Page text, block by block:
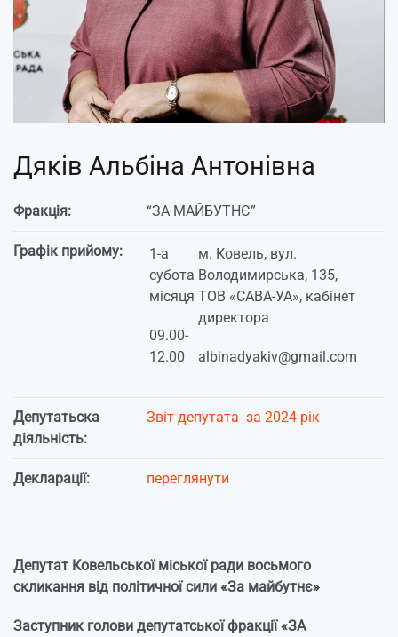
Дяків Альбіна Антонівна
Фракція: “ЗА МАЙБУТНЄ”
Графік прийому:
1-а
субота
місяця
09.00-
12.00
м. Ковель, вул.
Володимирська, 135,
ТОВ «САВА-УА», кабінет
директора
albinadyakiv@gmail.com
Депутатьска
діяльність:
Звіт депутата за 2024 рік
Декларації: переглянути
Депутат Ковельської міської ради восьмого
скликання від політичної сили «За майбутнє»
Заступник голови депутатської фракції «ЗА